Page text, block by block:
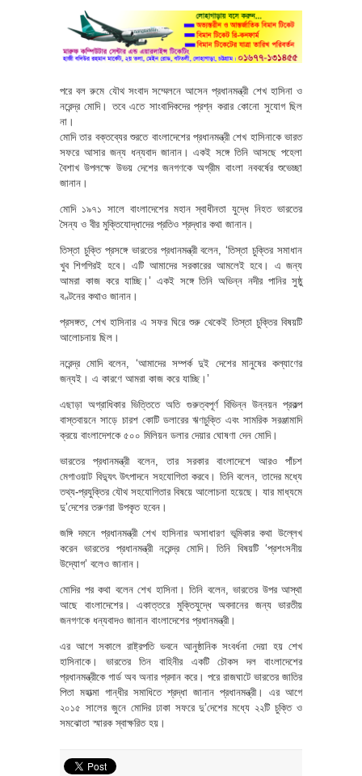
পরে বল রুমে যৌথ সংবাদ সম্মেলনে আসেন প্রধানমন্ত্রী শেখ হাসিনা ও
নরেন্দ্র মোদি। তবে এতে সাংবাদিকদের প্রশ্ন করার কোনো সুযোগ ছিল
না।
মোদি তার বক্তব্যের শুরতে বাংলাদেশের প্রধানমন্ত্রী শেখ হাসিনাকে ভারত
সফরে আসার জন্য ধন্যবাদ জানান। একই সঙ্গে তিনি আসছে পহেলা
বৈশাখ উপলক্ষে উভয় দেশের জনগণকে অগ্রীম বাংলা নববর্ষের শুভেচ্ছা
জানান।
মোদি ১৯৭১ সালে বাংলাদেশের মহান স্বাধীনতা যুদ্ধে নিহত ভারতের
সৈন্য ও বীর মুক্তিযোদ্ধাদের প্রতিও শ্রদ্ধার কথা জানান।
তিস্তা চুক্তি প্রসঙ্গে ভারতের প্রধানমন্ত্রী বলেন, ‘তিস্তা চুক্তির সমাধান
খুব শিগগিরই হবে। এটি আমাদের সরকারের আমলেই হবে। এ জন্য
আমরা কাজ করে যাচ্ছি।’ একই সঙ্গে তিনি অভিন্ন নদীর পানির সুষ্ঠু
বণ্টনের কথাও জানান।
প্রসঙ্গত, শেখ হাসিনার এ সফর ঘিরে শুরু থেকেই তিস্তা চুক্তির বিষয়টি
আলোচনায় ছিল।
নরেন্দ্র মোদি বলেন, ‘আমাদের সম্পর্ক দুই দেশের মানুষের কল্যাণের
জন্যই। এ কারণে আমরা কাজ করে যাচ্ছি।’
এছাড়া অগ্রাধিকার ভিত্তিতে অতি গুরুত্বপূর্ণ বিভিন্ন উন্নয়ন প্রকল্প
বাস্তবায়নে সাড়ে চারশ কোটি ডলারের ঋণচুক্তি এবং সামরিক সরঞ্জামাদি
ক্রয়ে বাংলাদেশকে ৫০০ মিলিয়ন ডলার দেয়ার ঘোষণা দেন মোদি।
ভারতের প্রধানমন্ত্রী বলেন, তার সরকার বাংলাদেশে আরও পাঁচশ
মেগাওয়াট বিদ্যুৎ উৎপাদনে সহযোগিতা করবে। তিনি বলেন, তাদের মধ্যে
তথ্য-প্রযুক্তির যৌথ সহযোগিতার বিষয়ে আলোচনা হয়েছে। যার মাধ্যমে
দু’দেশের তরুণরা উপকৃত হবেন।
জঙ্গি দমনে প্রধানমন্ত্রী শেখ হাসিনার অসাধারণ ভূমিকার কথা উল্লেখ
করেন ভারতের প্রধানমন্ত্রী নরেন্দ্র মোদি। তিনি বিষয়টি ‘প্রশংসনীয়
উদ্যোগ’ বলেও জানান।
মোদির পর কথা বলেন শেখ হাসিনা। তিনি বলেন, ভারতের উপর আস্থা
আছে বাংলাদেশের। একাত্তরে মুক্তিযুদ্ধে অবদানের জন্য ভারতীয়
জনগণকে ধন্যবাদও জানান বাংলাদেশের প্রধানমন্ত্রী।
এর আগে সকালে রাষ্ট্রপতি ভবনে আনুষ্ঠানিক সংবর্ধনা দেয়া হয় শেখ
হাসিনাকে। ভারতের তিন বাহিনীর একটি চৌকস দল বাংলাদেশের
প্রধানমন্ত্রীকে গার্ড অব অনার প্রদান করে। পরে রাজঘাটে ভারতের জাতির
পিতা মহাত্মা গান্ধীর সমাধিতে শ্রদ্ধা জানান প্রধানমন্ত্রী। এর আগে
২০১৫ সালের জুনে মোদির ঢাকা সফরে দু’দেশের মধ্যে ২২টি চুক্তি ও
সমঝোতা স্মারক স্বাক্ষরিত হয়।